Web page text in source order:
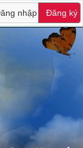
nhập Đăng ký